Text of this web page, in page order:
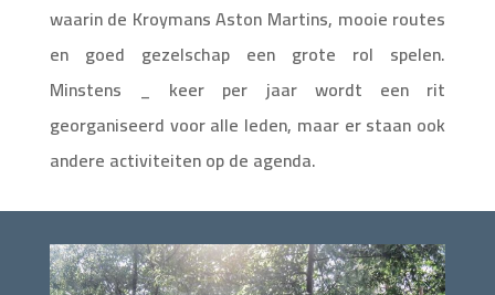
waarin de Kroymans Aston Martins, mooie routes
en goed gezelschap een grote rol spelen.
Minstens _ keer per jaar wordt een rit
georganiseerd voor alle leden, maar er staan ook
andere activiteiten op de agenda.